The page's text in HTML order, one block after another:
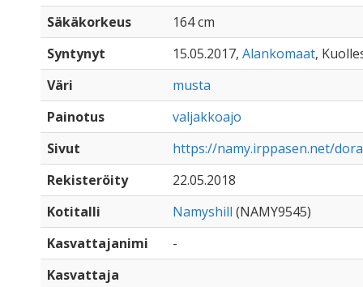
Säkäkorkeus
164 cm
Syntynyt
15.05.2017, Alankomaat,
Väri
musta
Painotus
valjakkoajo
Sivut
https://namy.irppasen.net/
Rekisteröity
22.05.2018
Kotitalli
Namyshill (NAMY9545)
Kasvattajanimi
-
Kasvattaja